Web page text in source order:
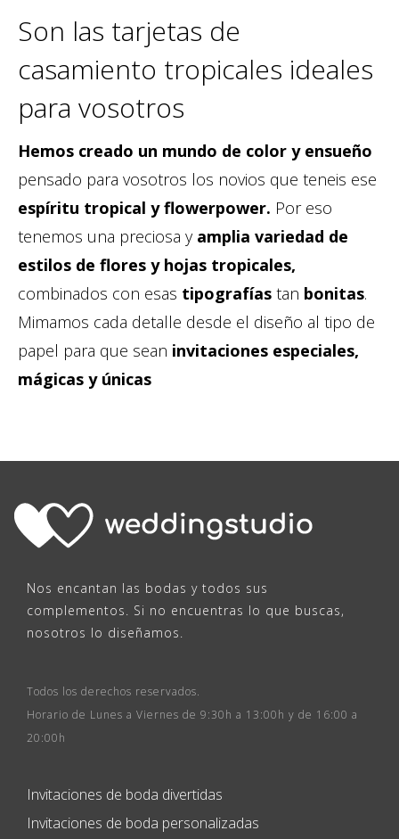
Son las tarjetas de
casamiento tropicales ideales
para vosotros
Hemos creado un mundo de color y ensueño
pensado para vosotros los novios que teneis ese
espíritu tropical y flowerpower. Por eso
tenemos una preciosa y amplia variedad de
estilos de flores y hojas tropicales,
combinados con esas tipografías tan bonitas.
Mimamos cada detalle desde el diseño al tipo de
papel para que sean invitaciones especiales,
mágicas y únicas
Nos encantan las bodas y todos sus
complementos. Si no encuentras lo que buscas,
nosotros lo diseñamos.
Todos los derechos reservados.
Horario de Lunes a Viernes de 9:30h a 13:00h y de 16:00 a
20:00h
Invitaciones de boda divertidas
Invitaciones de boda personalizadas